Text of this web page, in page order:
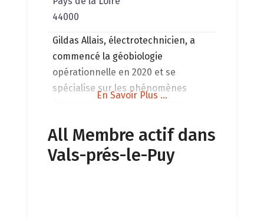
44000
Gildas Allais, électrotechnicien, a
commencé la géobiologie
opérationnelle en 2020 et se
spécialise sur les phénomènes
électromagnétique) en complément
d’une formation en santé
environnementale (IFSEN). Gildas
En Savoir Plus ...
All Membre actif dans
Vals-prés-le-Puy